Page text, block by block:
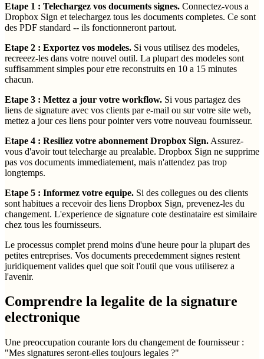
Etape 1 : Telechargez vos documents signes. Connectez-vous a
Dropbox Sign et telechargez tous les documents completes. Ce sont
des PDF standard -- ils fonctionneront partout.
Etape 2 : Exportez vos modeles. Si vous utilisez des modeles,
recreeez-les dans votre nouvel outil. La plupart des modeles sont
suffisamment simples pour etre reconstruits en 10 a 15 minutes
chacun.
Etape 3 : Mettez a jour votre workflow. Si vous partagez des
liens de signature avec vos clients par e-mail ou sur votre site web,
mettez a jour ces liens pour pointer vers votre nouveau fournisseur.
Etape 4 : Resiliez votre abonnement Dropbox Sign. Assurez-
vous d'avoir tout telecharge au prealable. Dropbox Sign ne supprime
pas vos documents immediatement, mais n'attendez pas trop
longtemps.
Etape 5 : Informez votre equipe. Si des collegues ou des clients
sont habitues a recevoir des liens Dropbox Sign, prevenez-les du
changement. L'experience de signature cote destinataire est similaire
chez tous les fournisseurs.
Le processus complet prend moins d'une heure pour la plupart des
petites entreprises. Vos documents precedemment signes restent
juridiquement valides quel que soit l'outil que vous utiliserez a
l'avenir.
Comprendre la legalite de la signature
electronique
Une preoccupation courante lors du changement de fournisseur :
"Mes signatures seront-elles toujours legales ?"